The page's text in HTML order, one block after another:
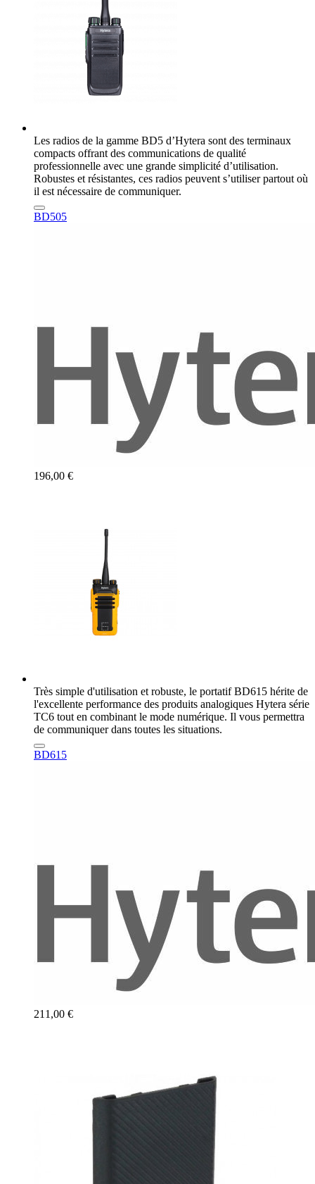
Les radios de la gamme BD5 d’Hytera sont des terminaux
compacts offrant des communications de qualité
professionnelle avec une grande simplicité d’utilisation.
Robustes et résistantes, ces radios peuvent s’utiliser partout où
il est nécessaire de communiquer.
BD505
196,00 €
Très simple d'utilisation et robuste, le portatif BD615 hérite de
l'excellente performance des produits analogiques Hytera série
TC6 tout en combinant le mode numérique. Il vous permettra
de communiquer dans toutes les situations.
BD615
211,00 €